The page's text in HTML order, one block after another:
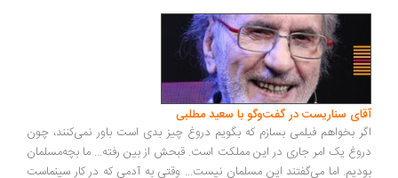
آقای سناریست در گفت‌وگو با سعید مطلبی
اگر بخواهم فیلمی بسازم که بگویم دروغ چیز بدی است باور نمی‌کنند، چون
دروغ یک امر جاری در این مملکت است. قبحش از بین رفته... ما بچه‌مسلمان
بودیم. اما می‌گفتند این مسلمان نیست... وقتی به آدمی که در کار سینماست